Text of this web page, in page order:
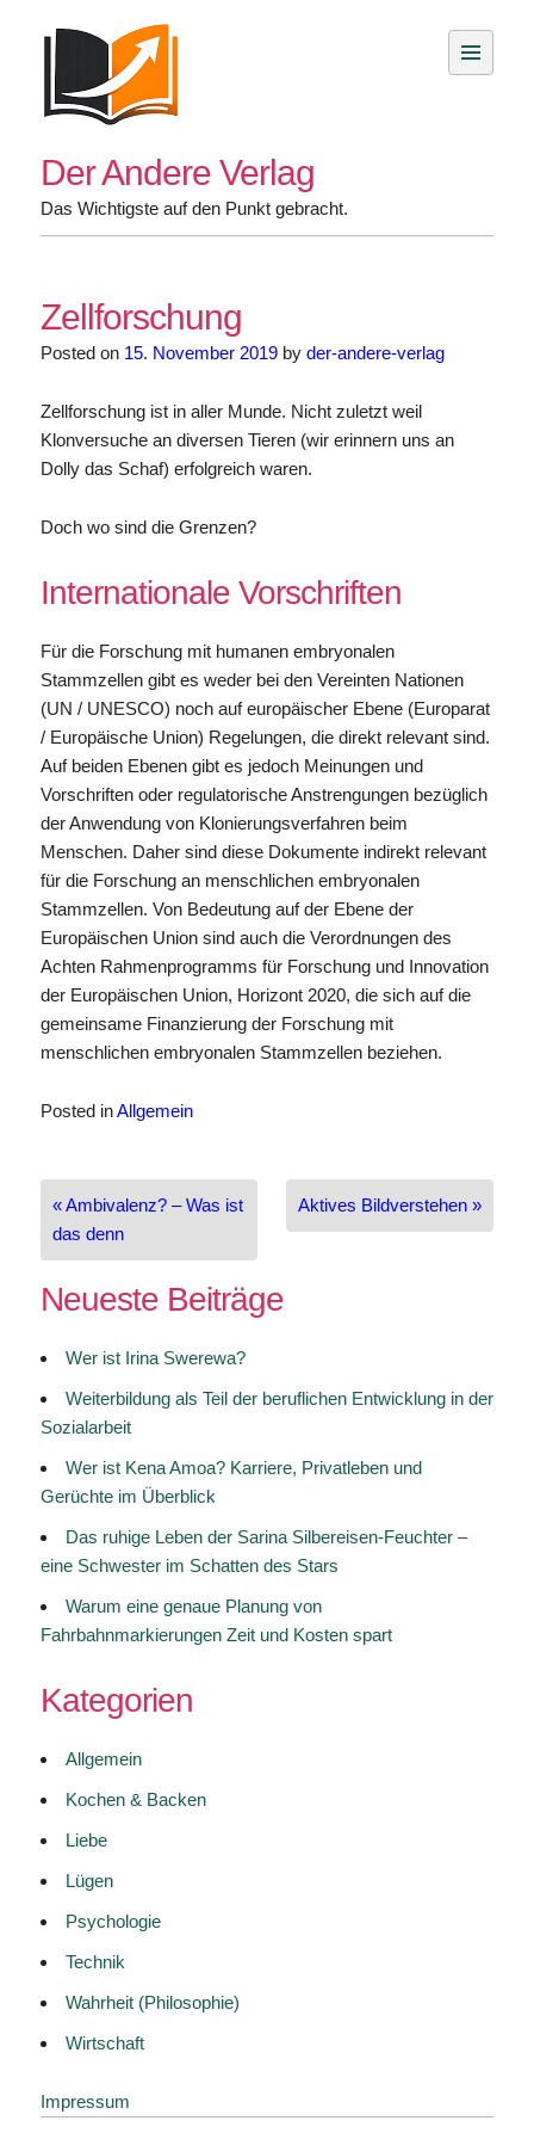
Der Andere Verlag
Das Wichtigste auf den Punkt gebracht.
Zellforschung
Posted on 15. November 2019by der-andere-verlag
Zellforschung ist in aller Munde. Nicht zuletzt weil
Klonversuche an diversen Tieren (wir erinnern uns an
Dolly das Schaf) erfolgreich waren.
Doch wo sind die Grenzen?
Internationale Vorschriften
Für die Forschung mit humanen embryonalen
Stammzellen gibt es weder bei den Vereinten Nationen
(UN / UNESCO) noch auf europäischer Ebene (Europarat
/ Europäische Union) Regelungen, die direkt relevant sind.
Auf beiden Ebenen gibt es jedoch Meinungen und
Vorschriften oder regulatorische Anstrengungen bezüglich
der Anwendung von Klonierungsverfahren beim
Menschen. Daher sind diese Dokumente indirekt relevant
für die Forschung an menschlichen embryonalen
Stammzellen. Von Bedeutung auf der Ebene der
Europäischen Union sind auch die Verordnungen des
Achten Rahmenprogramms für Forschung und Innovation
der Europäischen Union, Horizont 2020, die sich auf die
gemeinsame Finanzierung der Forschung mit
menschlichen embryonalen Stammzellen beziehen.
Posted inAllgemein
Beitragsnavigation
« Ambivalenz? – Was ist
das denn
Aktives Bildverstehen »
Neueste Beiträge
Wer ist Irina Swerewa?
Weiterbildung als Teil der beruflichen Entwicklung in der
Sozialarbeit
Wer ist Kena Amoa? Karriere, Privatleben und
Gerüchte im Überblick
Das ruhige Leben der Sarina Silbereisen-Feuchter –
eine Schwester im Schatten des Stars
Warum eine genaue Planung von
Fahrbahnmarkierungen Zeit und Kosten spart
Kategorien
Allgemein
Kochen & Backen
Liebe
Lügen
Psychologie
Technik
Wahrheit (Philosophie)
Wirtschaft
Impressum